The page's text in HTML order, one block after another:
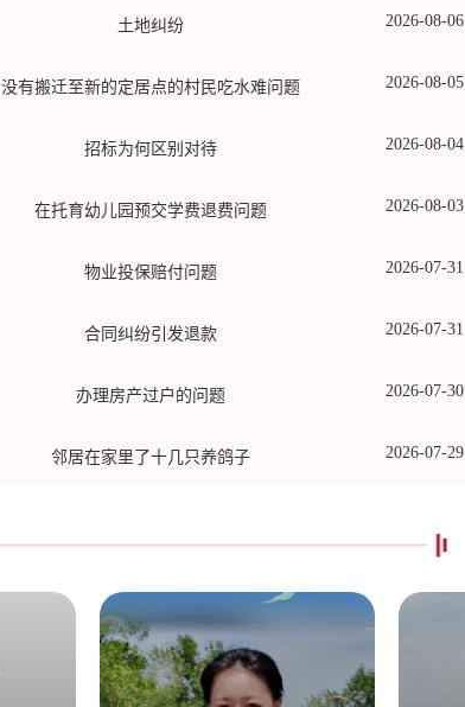
土地纠纷 2026-08-06
没有搬迁至新的定居点的村民吃水难问题 2026-08-05
招标为何区别对待 2026-08-04
在托育幼儿园预交学费退费问题 2026-08-03
物业投保赔付问题 2026-07-31
合同纠纷引发退款 2026-07-31
办理房产过户的问题 2026-07-30
邻居在家里了十几只养鸽子 2026-07-29